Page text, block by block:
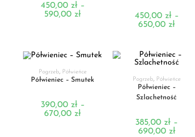
450,00 zł –
590,00zł 450,00 zł –
650,00 zł
WYBIERZ OPCJE
Pogrzeb, Półwieńce
Półwieniec – Smutek
390,00 zł –
670,00zł
WYBIERZ OPCJE
Pogrzeb, Półwieńce
Półwieniec –
Szlachetność
385,00 zł –
690,00 zł